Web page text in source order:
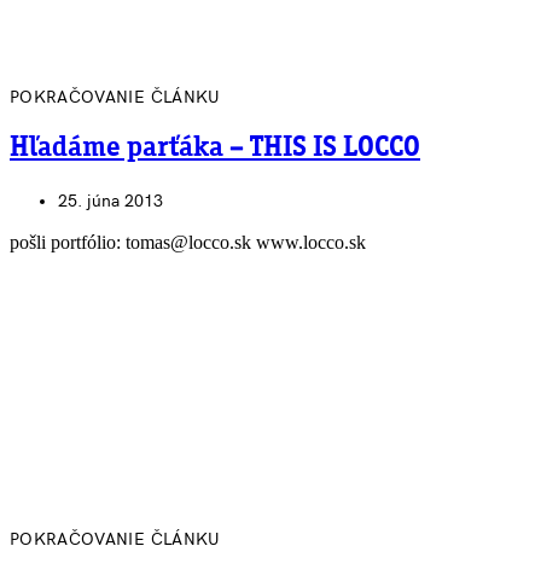
POKRAČOVANIE ČLÁNKU
Hľadáme parťáka – THIS IS LOCCO
25. júna 2013
pošli portfólio: tomas@locco.sk www.locco.sk
POKRAČOVANIE ČLÁNKU